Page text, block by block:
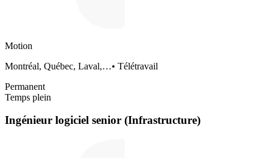
Motion
Montréal, Québec, Laval,…• Télétravail
Permanent
Temps plein
Ingénieur logiciel senior (Infrastructure)